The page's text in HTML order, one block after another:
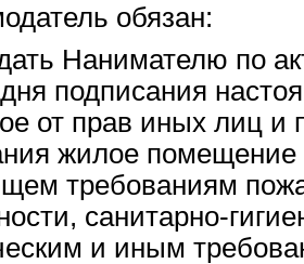
обязан:
Нанимателю по
подписания
от прав иных лиц и
жилое помещение
требованиям
санитарно-
и иным